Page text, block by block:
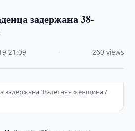
задержана 38-
·21:09 260 views
задержана 38-летняя женщина /